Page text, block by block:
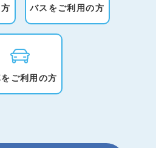
バスをご利用の方
ご利用の方